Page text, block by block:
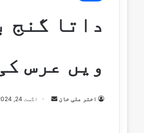
ویں عرس
اختر علی خان
S
اگست 24, 2024